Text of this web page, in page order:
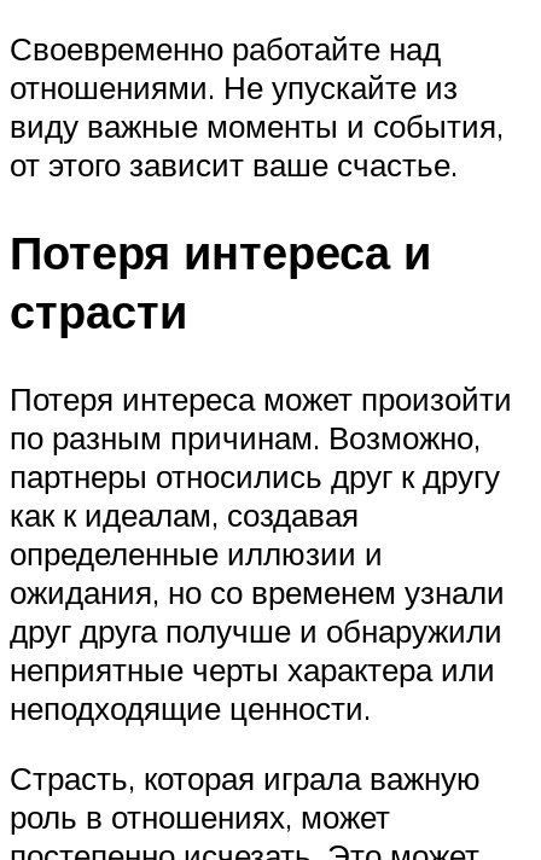
Своевременно работайте над
отношениями. Не упускайте из
виду важные моменты и события,
от этого зависит ваше счастье.
Потеря интереса и
страсти
Потеря интереса может произойти
по разным причинам. Возможно,
партнеры относились друг к другу
как к идеалам, создавая
определенные иллюзии и
ожидания, но со временем узнали
друг друга получше и обнаружили
неприятные черты характера или
неподходящие ценности.
Страсть, которая играла важную
роль в отношениях, может